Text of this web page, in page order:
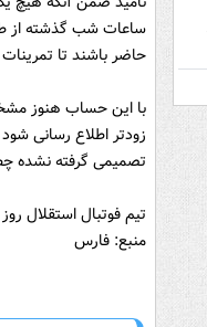
حاضر باشند تا
با این حساب هنوز
زودتر اطلاع رسانی
تصمیمی گرفته نشده چطور به
تیم فوتبال استقلال
منبع: فارس